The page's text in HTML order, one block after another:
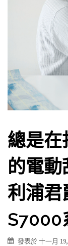
總是在
的電
利浦君
S7000
發表於十一月